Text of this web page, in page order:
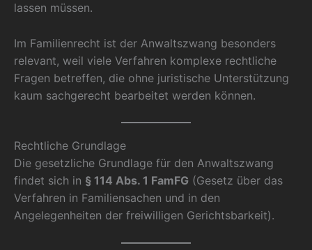
lassen müssen.
Im Familienrecht ist der Anwaltszwang besonders
relevant, weil viele Verfahren komplexe rechtliche
Fragen betreffen, die ohne juristische Unterstützung
kaum sachgerecht bearbeitet werden können.
Rechtliche Grundlage
Die gesetzliche Grundlage für den Anwaltszwang
findet sich in § 114 Abs. 1 FamFG (Gesetz über das
Verfahren in Familiensachen und in den
Angelegenheiten der freiwilligen Gerichtsbarkeit).